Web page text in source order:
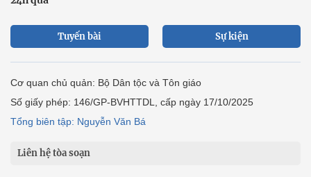
Tuyến bài Sự kiện
Cơ quan chủ quản: Bộ Dân tộc và Tôn giáo
Số giấy phép: 146/GP-BVHTTDL, cấp ngày 17/10/2025
Tổng biên tập: Nguyễn Văn Bá
Liên hệ tòa soạn